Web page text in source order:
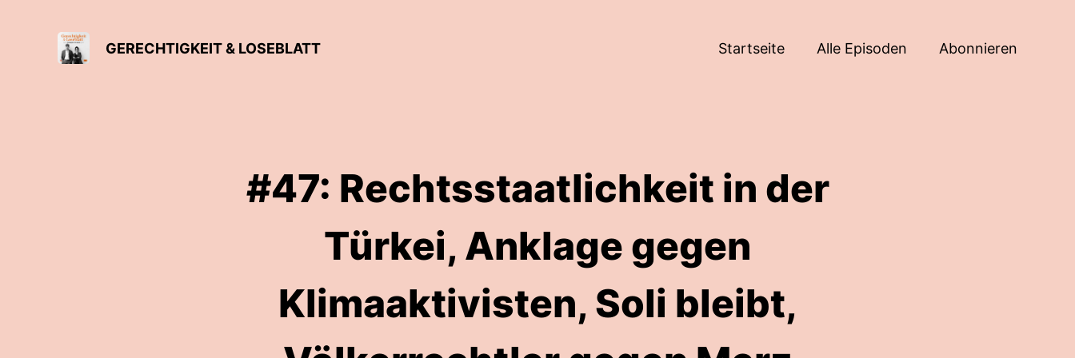
GERECHTIGKEIT & LOSEBLATT Startseite Alle Episoden Abonnieren
#47: Rechtsstaatlichkeit in der
Türkei, Anklage gegen
Klimaaktivisten, Soli bleibt,